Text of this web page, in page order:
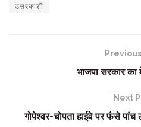
उत्तरकाशी
भाजपा सरकार
Next
गोपेश्वर-चोपता हाईवे पर फंसे